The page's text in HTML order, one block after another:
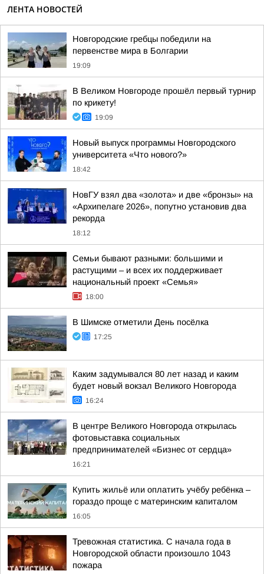
ЛЕНТА НОВОСТЕЙ
Новгородские гребцы победили на
первенстве мира в Болгарии
19:09
В Великом Новгороде прошёл первый турнир
по крикету!
19:09
Новый выпуск программы Новгородского
университета «Что нового?»
18:42
НовГУ взял два «золота» и две «бронзы» на
«Архипелаге 2026», попутно установив два
рекорда
18:12
Семьи бывают разными: большими и
растущими – и всех их поддерживает
национальный проект «Семья»
18:00
В Шимске отметили День посёлка
17:25
Каким задумывался 80 лет назад и каким
будет новый вокзал Великого Новгорода
16:24
В центре Великого Новгорода открылась
фотовыставка социальных
предпринимателей «Бизнес от сердца»
16:21
Купить жильё или оплатить учёбу ребёнка –
гораздо проще с материнским капиталом
16:05
Тревожная статистика. С начала года в
Новгородской области произошло 1043
пожара